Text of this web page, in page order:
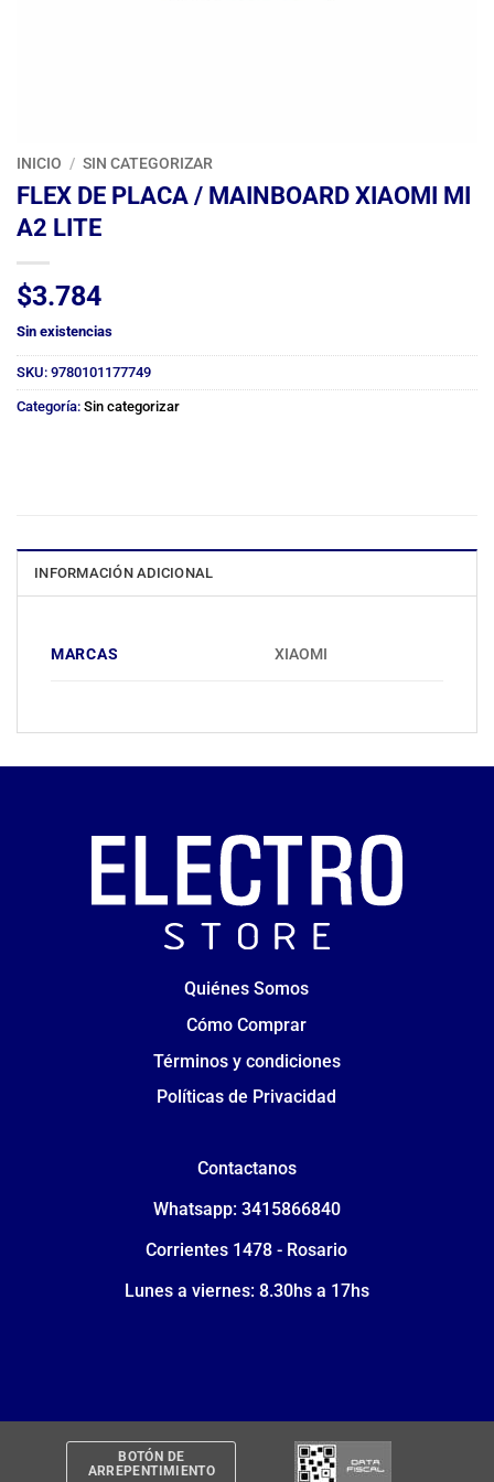
INICIO / SIN CATEGORIZAR
FLEX DE PLACA / MAINBOARD XIAOMI MI
A2 LITE
$3.784
Sin existencias
SKU: 9780101177749
Categoría: Sin categorizar
INFORMACIÓN ADICIONAL
MARCAS XIAOMI
Quiénes Somos
Cómo Comprar
Términos y condiciones
Políticas de Privacidad
Contactanos
Whatsapp: 3415866840
Corrientes 1478 - Rosario
Lunes a viernes: 8.30hs a 17hs
BOTÓN DE
ARREPENTIMIENTO